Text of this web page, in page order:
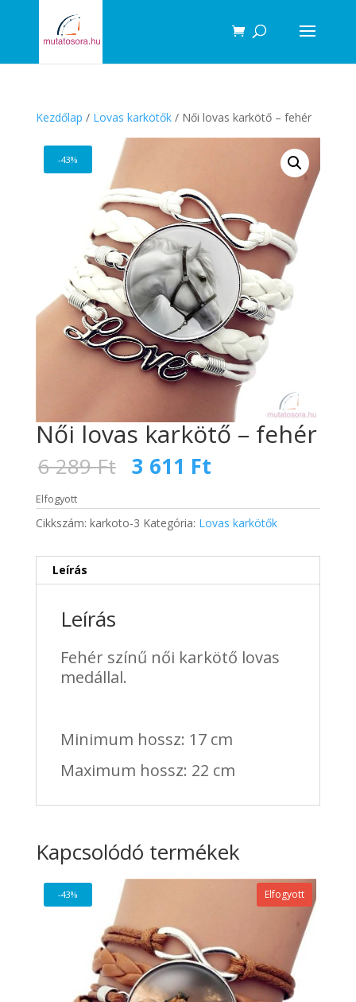
Kezdőlap / Lovas karkötők/ Női lovas karkötő – fehér
-43%
Női lovas karkötő – fehér
6 289Ft Original
price
was:
6
289 Ft.
3 611 Ft
is:
3
Elfogyott
Cikkszám: karkoto-3 Kategória: Lovas karkötők
Leírás
Leírás
Fehér színű női karkötő lovas
medállal.
Minimum hossz: 17 cm
Maximum hossz: 22 cm
Kapcsolódó termékek
-43% Elfogyott